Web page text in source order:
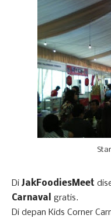
Di JakFoodiesMeet
Carnaval
gratis.
Di depan Kids Corner